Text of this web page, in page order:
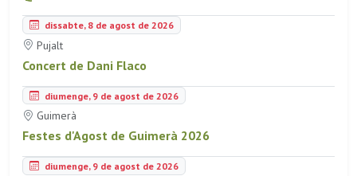
dissabte, 8 de agost de 2026
Pujalt
Concert de Dani Flaco
diumenge, 9 de agost de 2026
Guimerà
Festes d'Agost de Guimerà 2026
diumenge, 9 de agost de 2026